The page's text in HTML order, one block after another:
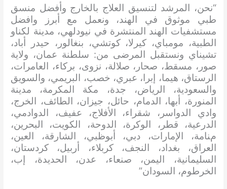
“نحن، المرشد لتنسيق العلاج بالخارج وأفضل منسق
طبي موثوق في الهند، ونعمل مع أبرز وافضل
مستشفيات الهند المنتشرة في نيودلهي، مدينة لكناو
الطبية، مومباي، كيرلا، كوتشي، بنغالور، حيدر أباد،
تشيناي ونستقبل المرضى من: سلطنة عمان، ولاية
صور، مسقط، صحار، صلالة، نزوى، بركاء، العامرات،
الرستاق، هيما، إبرا، عبري، خصب، البريمي، والسويق
والسعودية، الرياض، جدة، مكة المكرمة، مدينة
المنورة، أبها، الدمام، حائل، جيزان، الطائف، الخرج،
وادي الدواسر، شقراء، الأفلاج، عفيف، الدوادمي،
الدرعية، قطر، الوكرة، الدوحة، الكويت، البحرين،
منامة، الإمارات، دبي، أبوظبي، الشارقة، العين،
العراق، بغداد، النجف، كربلاء، أربيل، كردستان،
السليمانية، اليمن، صنعاء، عدن، الحديدة، إب،
الخرطوم، السودان”